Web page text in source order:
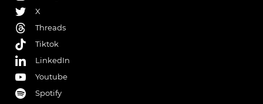
X
Threads
Tiktok
LinkedIn
Youtube
Spotify